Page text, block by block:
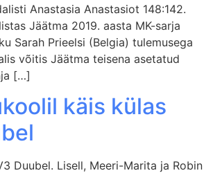
Anastasia Anastasiot 148:142.
Jäätma 2019. aasta MK-sarja
Sarah Prieelsi (Belgia) tulemusega
võitis Jäätma teisena asetatud
[…]
käis külas
Duubel. Lisell, Meeri-Marita ja Robin